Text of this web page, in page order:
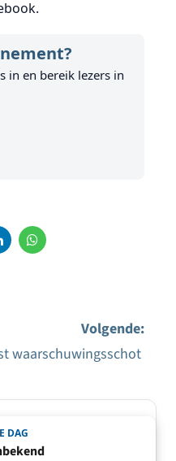
in en bereik lezers in
Volgende:
waarschuwingsschot
DAG